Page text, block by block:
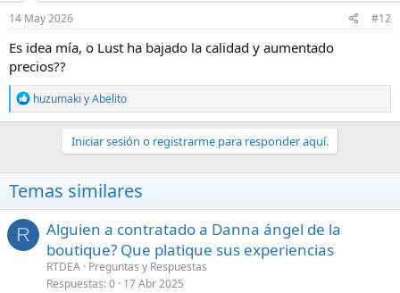
14 May 2026 #12
Es idea mía, o Lust ha bajado la calidad y aumentado
precios??
R
e
a
n
e
s
huzumaki yAbelito
Iniciar sesión o registrarme para responder aquí.
Temas similares
R
Alguien a contratado a Danna ángel de la
boutique? Que platique sus experiencias
RTDEA Preguntas y Respuestas
Respuestas 0 17 Abr 2025